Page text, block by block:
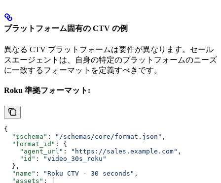
プラットフォーム固有の CTV の例
異なる CTV プラットフォームは要件が異なります。セール
スエージェントは、自身の特定のプラットフォームのニーズ
に一致するフォーマットを定義すべきです。
Roku 準拠フォーマット:
{
  "$schema"
: "/schemas/core/format.json" ,
  "format_id"
: {
    "agent_url"
: "https://sales.example.com" ,
    "id"
:
"video_30s_roku"
  },
  "name"
: "Roku CTV - 30 seconds" ,
  "assets"
: [